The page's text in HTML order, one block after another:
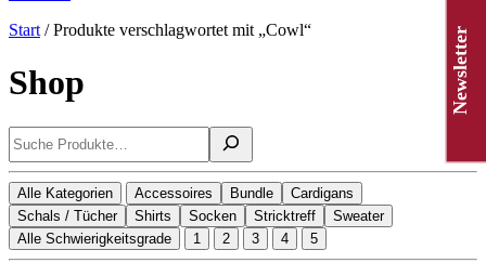
Start / Produkte verschlagwortet mit „Cowl“
Shop
Suchen
Alle Kategorien Accessoires Bundle
Cardigans
Schals / Tücher
Shirts Socken Stricktreff
Sweater
Alle Schwierigkeitsgrade
1 2 3 4 5
Newsletter